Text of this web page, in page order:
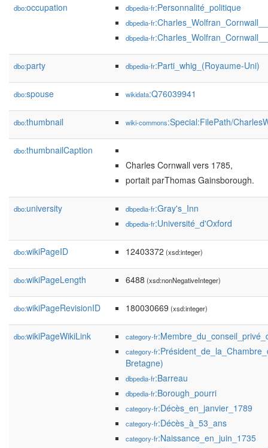
dbo:occupation dbpedia-fr:Personnalité_politique
dbpedia-fr
dbpedia-fr
dbo:party dbpedia-fr:Parti_whig_(Royaume-Uni)
dbo:spouse wikidata:Q76039941
dbo:thumbnail wiki-commons:Special:FilePath/
dbo:thumbnailCaption
Charles Cornwall vers 1785,
portait parThomas Gainsborough.
dbo:university dbpedia-fr:Gray's_Inn
dbpedia-fr:Université_d'Oxford
dbo:wikiPageID 12403372 (xsd:integer)
dbo:wikiPageLength 6488 (xsd:nonNegativeInteger)
dbo:wikiPageRevisionID 180030669 (xsd:integer)
dbo:wikiPageWikiLink category-fr
category-fr
Bretagne)
dbpedia-fr:Barreau
dbpedia-fr:Borough_pourri
category-fr:Décès_en_janvier_1789
category-fr:Décès_à_53_ans
category-fr:Naissance_en_juin_1735